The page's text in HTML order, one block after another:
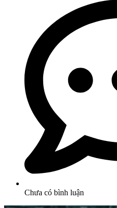
Chưa có bình luận